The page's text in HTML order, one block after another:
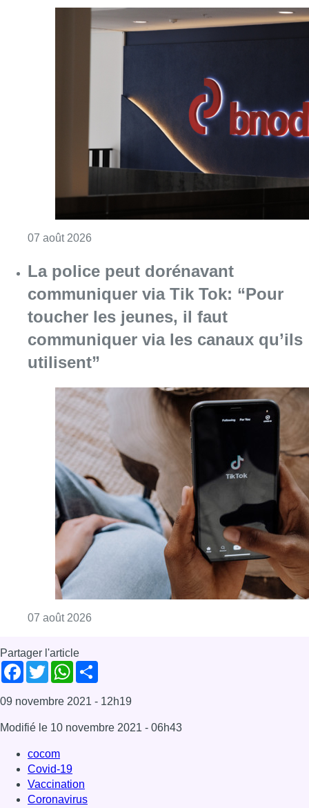
07 août 2026
La police peut dorénavant
communiquer via Tik Tok: “Pour
toucher les jeunes, il faut
communiquer via les canaux qu’ils
utilisent”
07 août 2026
Partager l'article
Facebook
TwitterWhatsApp
09 novembre 2021 - 12h19
Modifié le 10 novembre 2021 - 06h43
cocom
Covid-19
Vaccination
Coronavirus